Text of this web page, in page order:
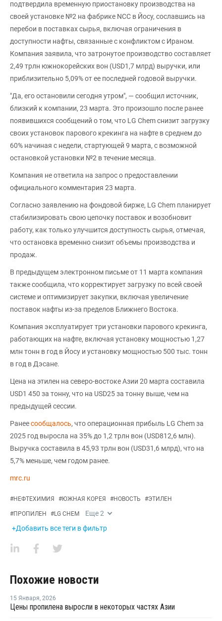
подтвердила временную приостановку производства на
своей установке №2 на фабрике NCC в Йосу, сославшись на
перебои в поставках сырья, включая ограничения в
доступности нафты, связанные с конфликтом с Ираном.
Компания заявила, что затронутое производство составляет
2,49 трлн южнокорейских вон (USD1,7 млрд) выручки, или
приблизительно 5,09% от ее последней годовой выручки.
"Да, его остановили сегодня утром", — сообщил источник,
близкий к компании, 23 марта. Это произошло после ранее
появившихся сообщений о том, что LG Chem снизит загрузку
своих установок парового крекинга на нафте в среднем до
60% начиная с недели, стартующей 9 марта, с возможной
остановкой установки №2 в течение месяца.
Компания не ответила на запрос о предоставлении
официального комментария 23 марта.
Согласно заявлению на фондовой бирже, LG Chem планирует
стабилизировать свою цепочку поставок и возобновит
работу, как только улучшится доступность сырья, отмечая,
что остановка временно снизит объемы производства и
продаж.
В предыдущем электронном письме от 11 марта компания
также сообщила, что корректирует загрузку по всей своей
системе и оптимизирует закупки, включая увеличение
поставок нафты из-за пределов Ближнего Востока.
Компания эксплуатирует три установки парового крекинга,
работающих на нафте, включая установку мощностью 1,27
млн тонн в год в Йосу и установку мощностью 500 тыс. тонн
в год в Дэсане.
Цена на этилен на северо-востоке Азии 20 марта составила
USD1 450 за тонну, что на USD25 за тонну выше, чем на
предыдущей сессии.
Ранеесообщалось, что операционная прибыль LG Chem за
2025 год выросла на 35% до 1,2 трлн вон (USD812,6 млн).
Выручка составила в 45,93 трлн вон (USD31,6 млрд), что на
5,7% меньше, чем годом ранее.
mrc.ru
#НЕФТЕХИМИЯ #ЮЖНАЯ КОРЕЯ #НОВОСТЬ #ЭТИЛЕН
#ПРОПИЛЕН #LG CHEM Еще2
+Добавить все теги в фильтр
Похожие новости
15 Января, 2026
Цены пропилена выросли в некоторых частях Азии